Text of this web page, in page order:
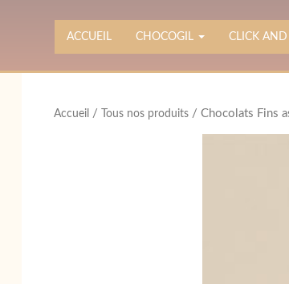
ACCUEIL CHOCOGIL CLICK AND
Accueil / Tous nos produits/ Chocolats Fins